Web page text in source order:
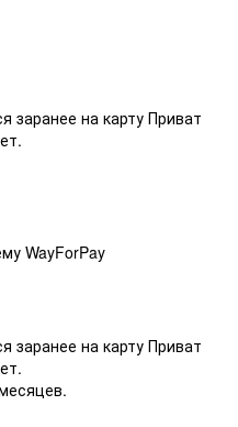
заранее на карту Приват
WayForPay
заранее на карту Приват